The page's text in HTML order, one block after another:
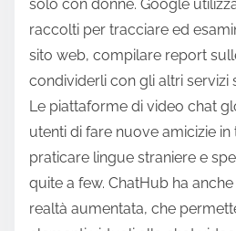
solo con donne. Google
raccolti per tracciare ed
sito web, compilare report
condividerli con gli altri servizi
Le piattaforme di video chat
utenti di fare nuove amicizie
praticare lingue straniere e
quite a few. ChatHub ha
realtà aumentata, che